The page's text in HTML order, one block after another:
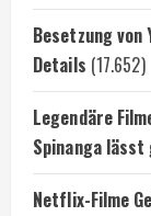
Besetzung
Details (17.652)
Legendäre
Spinanga
Netflix-Filme